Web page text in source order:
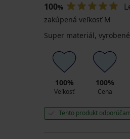
100%
zakúpená veľkosť M
Super materiál,
100%
Veľkosť
100%
Cena
Tento produkt